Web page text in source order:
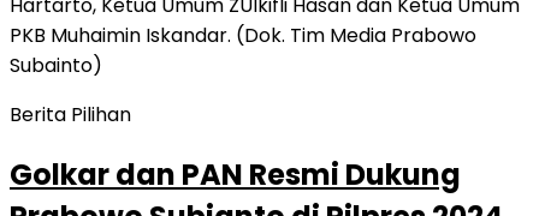
Berita Pilihan
Golkar dan PAN Resmi Dukung